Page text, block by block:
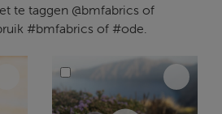
te taggen @bmfabrics of
#bmfabrics of #ode.